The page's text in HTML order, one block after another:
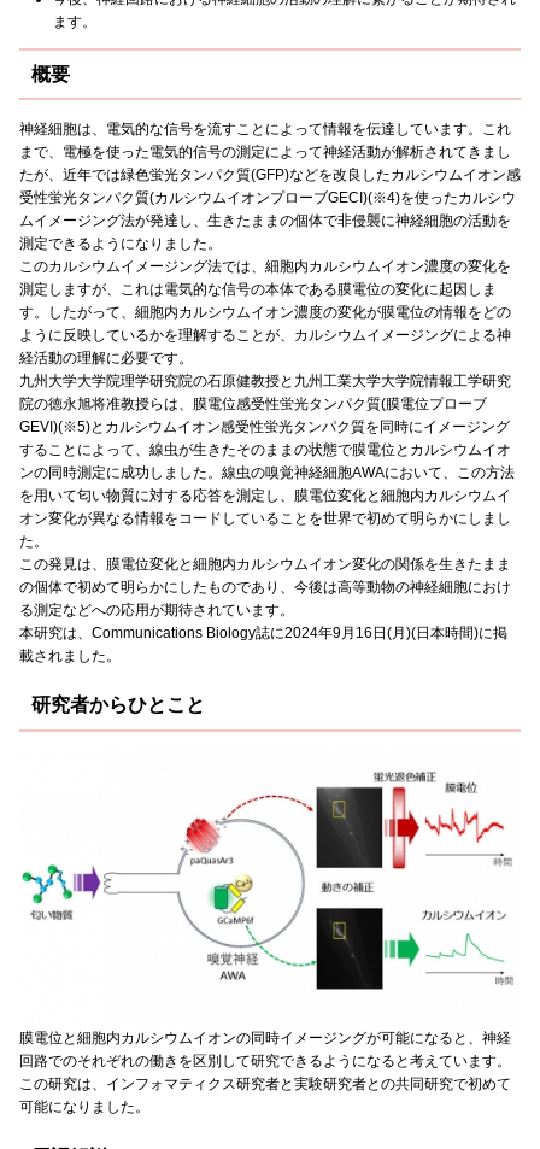
ます。
概要
神経細胞は、電気的な信号を流すことによって情報を伝達しています。これ
まで、電極を使った電気的信号の測定によって神経活動が解析されてきまし
たが、近年では緑色蛍光タンパク質(GFP)などを改良したカルシウムイオン感
受性蛍光タンパク質(カルシウムイオンプローブGECI)(※4)を使ったカルシウ
ムイメージング法が発達し、生きたままの個体で非侵襲に神経細胞の活動を
測定できるようになりました。
このカルシウムイメージング法では、細胞内カルシウムイオン濃度の変化を
測定しますが、これは電気的な信号の本体である膜電位の変化に起因しま
す。したがって、細胞内カルシウムイオン濃度の変化が膜電位の情報をどの
ように反映しているかを理解することが、カルシウムイメージングによる神
経活動の理解に必要です。
九州大学大学院理学研究院の石原健教授と九州工業大学大学院情報工学研究
院の徳永旭将准教授らは、膜電位感受性蛍光タンパク質(膜電位プローブ
GEVI)(※5)とカルシウムイオン感受性蛍光タンパク質を同時にイメージング
することによって、線虫が生きたそのままの状態で膜電位とカルシウムイオ
ンの同時測定に成功しました。線虫の嗅覚神経細胞AWAにおいて、この方法
を用いて匂い物質に対する応答を測定し、膜電位変化と細胞内カルシウムイ
オン変化が異なる情報をコードしていることを世界で初めて明らかにしまし
た。
この発見は、膜電位変化と細胞内カルシウムイオン変化の関係を生きたまま
の個体で初めて明らかにしたものであり、今後は高等動物の神経細胞におけ
る測定などへの応用が期待されています。
本研究は、Communications Biology誌に2024年9月16日(月)(日本時間)に掲
載されました。
研究者からひとこと
膜電位と細胞内カルシウムイオンの同時イメージングが可能になると、神経
回路でのそれぞれの働きを区別して研究できるようになると考えています。
この研究は、インフォマティクス研究者と実験研究者との共同研究で初めて
可能になりました。